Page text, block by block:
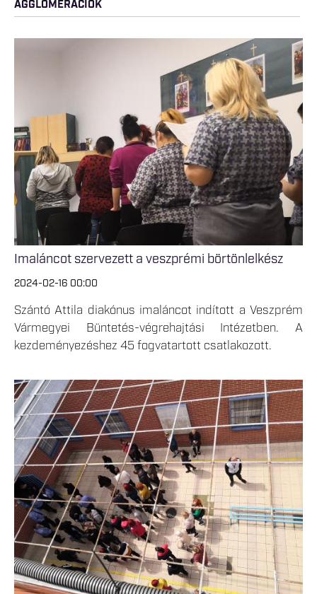
AGGLOMERÁCIÓK
Imaláncot szervezett a veszprémi börtönlelkész
2024-02-16 00:00
Szántó Attila diakónus imaláncot indított a Veszprém
Vármegyei Büntetés-végrehajtási Intézetben. A
kezdeményezéshez 45 fogvatartott csatlakozott.